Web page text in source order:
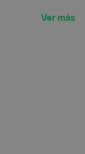
Ver más